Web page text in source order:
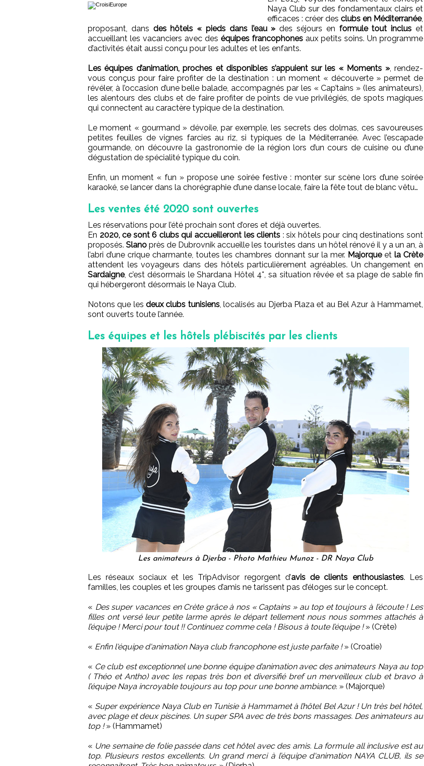
Naya Club sur des fondamentaux clairs et
efficaces : créer des clubs en Méditerranée,
proposant, dans des hôtels « pieds dans l’eau »des séjours en formule tout inclus et
accueillant les vacanciers avec des équipes francophones aux petits soins. Un programme
d’activités était aussi conçu pour les adultes et les enfants.
Les équipes d’animation, proches et disponibles s’appuient sur les « Moments », rendez-
vous conçus pour faire profiter de la destination : un moment « découverte » permet de
révéler, à l’occasion d’une belle balade, accompagnés par les « Cap’tains » (les animateurs),
les alentours des clubs et de faire profiter de points de vue privilégiés, de spots magiques
qui connectent au caractère typique de la destination.
Le moment « gourmand » dévoile, par exemple, les secrets des dolmas, ces savoureuses
petites feuilles de vignes farcies au riz, si typiques de la Méditerranée. Avec l’escapade
gourmande, on découvre la gastronomie de la région lors d’un cours de cuisine ou d’une
dégustation de spécialité typique du coin.
Enfin, un moment « fun » propose une soirée festive : monter sur scène lors d’une soirée
karaoké, se lancer dans la chorégraphie d’une danse locale, faire la fête tout de blanc vêtu…
Les ventes été 2020 sont ouvertes
Les réservations pour l’été prochain sont d’ores et déjà ouvertes.
En 2020, ce sont 6 clubs qui accueilleront les clients : six hôtels pour cinq destinations sont
proposés.Slano près de Dubrovnik accueille les touristes dans un hôtel rénové il y a un an, à
l’abri d’une crique charmante, toutes les chambres donnant sur la mer. Majorqueet la Crète
attendent les voyageurs dans des hôtels particulièrement agréables. Un changement en
Sardaigne, c’est désormais le Shardana Hôtel 4*, sa situation rêvée et sa plage de sable fin
qui hébergeront désormais le Naya Club.
Notons que les deux clubs tunisiens, localisés au Djerba Plaza et au Bel Azur à Hammamet,
sont ouverts toute l’année.
Les équipes et les hôtels plébiscités par les clients
Les animateurs à Djerba - Photo Mathieu Munoz - DR Naya Club
Les réseaux sociaux et les TripAdvisor regorgent d’avis de clients enthousiastes. Les
familles, les couples et les groupes d’amis ne tarissent pas d’éloges sur le concept.
« Des super vacances en Crète grâce à nos « Captains » au top et toujours à l’écoute ! Les
filles ont versé leur petite larme après le départ tellement nous nous sommes attachés à
l’équipe ! Merci pour tout !! Continuez comme cela ! Bisous à toute l’équipe !» (Crète)
« Enfin l'équipe d'animation Naya club francophone est juste parfaite !» (Croatie)
« Ce club est exceptionnel une bonne équipe d’animation avec des animateurs Naya au top
( Théo et Antho) avec les repas très bon et diversifié bref un merveilleux club et bravo à
l’équipe Naya incroyable toujours au top pour une bonne ambiance. » (Majorque)
« Super expérience Naya Club en Tunisie à Hammamet à l’hôtel Bel Azur ! Un très bel hôtel,
avec plage et deux piscines. Un super SPA avec de très bons massages. Des animateurs au
top !» (Hammamet)
« Une semaine de folie passée dans cet hôtel avec des amis. La formule all inclusive est au
top. Plusieurs restos excellents. Un grand merci à l’équipe d'animation NAYA CLUB, ils se